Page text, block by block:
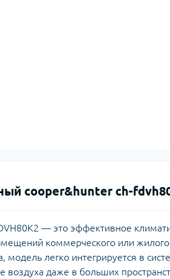
cooper&hunter ch-
— это эффективное
коммерческого или жилого
легко интегрируется в
даже в больших